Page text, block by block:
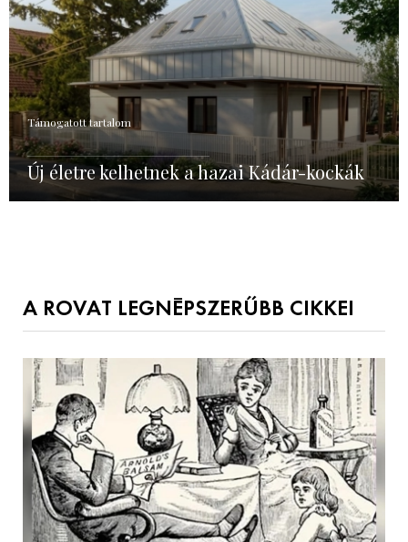
Támogatott tartalom
Új életre kelhetnek a hazai Kádár-kockák
A ROVAT LEGNÉPSZERŰBB CIKKEI